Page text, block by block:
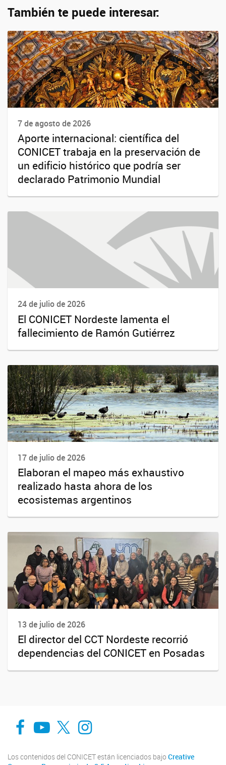
También te puede interesar:
7 de agosto de 2026
Aporte internacional: científica del
CONICET trabaja en la preservación de
un edificio histórico que podría ser
declarado Patrimonio Mundial
24 de julio de 2026
El CONICET Nordeste lamenta el
fallecimiento de Ramón Gutiérrez
17 de julio de 2026
Elaboran el mapeo más exhaustivo
realizado hasta ahora de los
ecosistemas argentinos
13 de julio de 2026
El director del CCT Nordeste recorrió
dependencias del CONICET en Posadas
Facebook
You TubeTwitterInstagram
Los contenidos del CONICET están licenciados bajo Creative